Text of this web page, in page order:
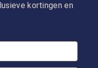
kortingen en